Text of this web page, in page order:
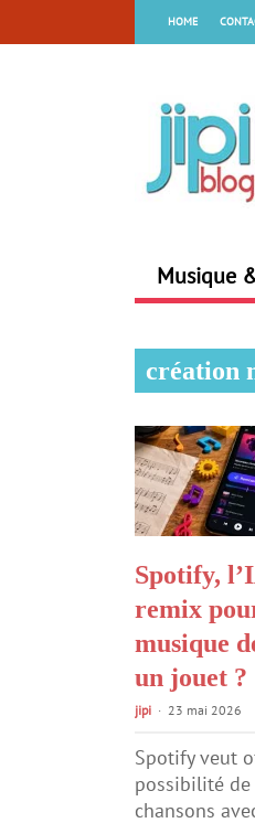
HOME
Musique
création
Spotify,
remix
musique
un jouet ?
jipi 23 mai 2026
Spotify veut
possibilité de
chansons